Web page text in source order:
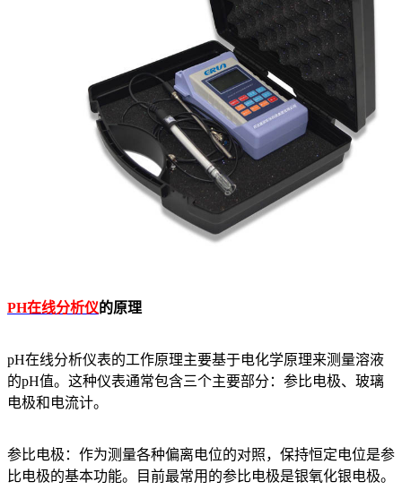
PH在线分析仪的原理
pH在线分析仪表的工作原理主要基于电化学原理来测量溶液
的pH值。这种仪表通常包含三个主要部分：参比电极、玻璃
电极和电流计。
参比电极：作为测量各种偏离电位的对照，保持恒定电位是参
比电极的基本功能。目前最常用的参比电极是银氧化银电极。